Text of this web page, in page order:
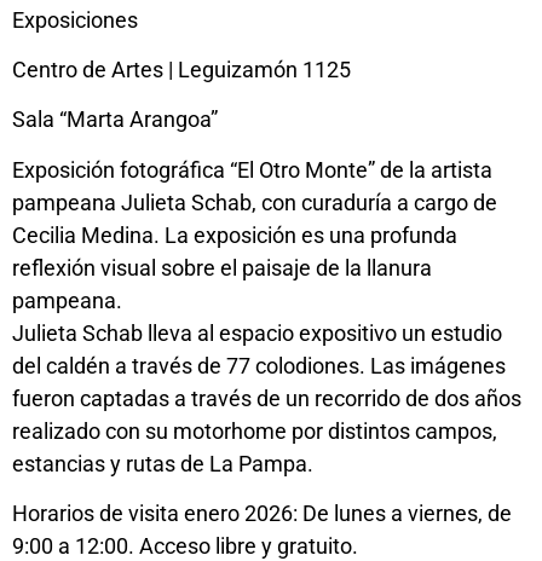
Exposiciones
Centro de Artes | Leguizamón 1125
Sala “Marta Arangoa”
Exposición fotográfica “El Otro Monte” de la artista
pampeana Julieta Schab, con curaduría a cargo de
Cecilia Medina. La exposición es una profunda
reflexión visual sobre el paisaje de la llanura
pampeana.
Julieta Schab lleva al espacio expositivo un estudio
del caldén a través de 77 colodiones. Las imágenes
fueron captadas a través de un recorrido de dos años
realizado con su motorhome por distintos campos,
estancias y rutas de La Pampa.
Horarios de visita enero 2026: De lunes a viernes, de
9:00 a 12:00. Acceso libre y gratuito.